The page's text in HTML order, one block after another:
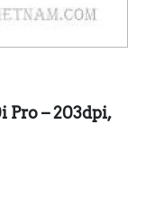
Pro – 203dpi,